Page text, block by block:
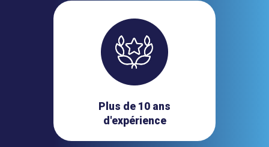
Plus de 10 ans
d'expérience